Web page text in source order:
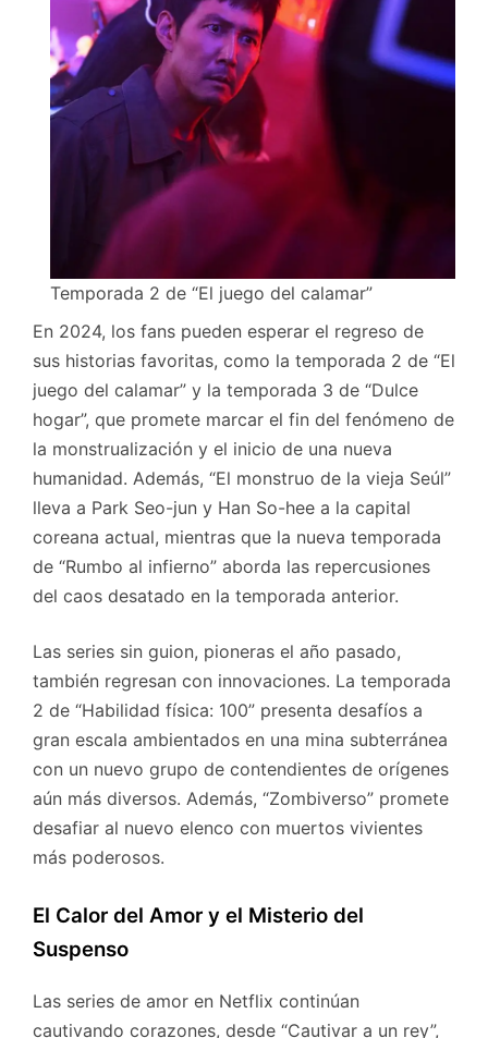
Temporada 2 de “El juego del calamar”
En 2024, los fans pueden esperar el regreso de
sus historias favoritas, como la temporada 2 de “El
juego del calamar” y la temporada 3 de “Dulce
hogar”, que promete marcar el fin del fenómeno de
la monstrualización y el inicio de una nueva
humanidad. Además, “El monstruo de la vieja Seúl”
lleva a Park Seo-jun y Han So-hee a la capital
coreana actual, mientras que la nueva temporada
de “Rumbo al infierno” aborda las repercusiones
del caos desatado en la temporada anterior.
Las series sin guion, pioneras el año pasado,
también regresan con innovaciones. La temporada
2 de “Habilidad física: 100” presenta desafíos a
gran escala ambientados en una mina subterránea
con un nuevo grupo de contendientes de orígenes
aún más diversos. Además, “Zombiverso” promete
desafiar al nuevo elenco con muertos vivientes
más poderosos.
El Calor del Amor y el Misterio del
Suspenso
Las series de amor en Netflix continúan
cautivando corazones, desde “Cautivar a un rey”,